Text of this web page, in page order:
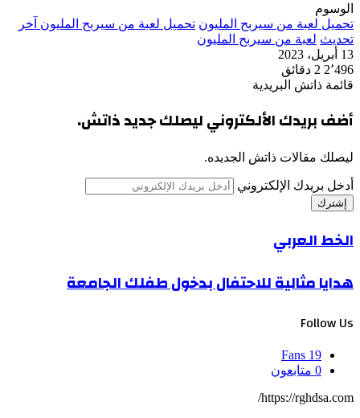
الوسوم
تحميل لعبة من سيربح المليون تحميل لعبة من سيربح المليون آخر
تحديث لعبة من سيربح المليون
13 أبريل، 2023
2٬496 2 دقائق
قائمة ذاتش البريدية
أضف بريدك الألكتروني ليصلك جديد ذاتش.
ليصلك مقالات ذاتش الجديده.
أدخل بريدك الإلكتروني
الخط العربي
هدايا مثالية للاحتفال بدخول طفلك الجامعة
Follow Us
19
Fans
0 متابعون
https://rghdsa.com/